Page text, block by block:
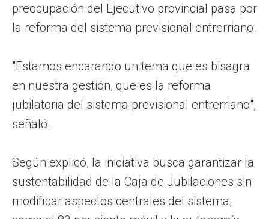
preocupación del Ejecutivo provincial pasa por
la reforma del sistema previsional entrerriano.
"Estamos encarando un tema que es bisagra
en nuestra gestión, que es la reforma
jubilatoria del sistema previsional entrerriano",
señaló.
Según explicó, la iniciativa busca garantizar la
sustentabilidad de la Caja de Jubilaciones sin
modificar aspectos centrales del sistema,